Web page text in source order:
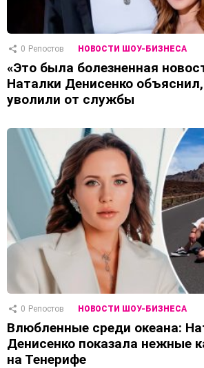
0 Репостов НОВОСТИ ШОУ-БИЗНЕСА
«Это была болезненная
Наталки Денисенко
уволили от службы
0 Репостов НОВОСТИ ШОУ-БИЗНЕСА
Влюбленные среди океана:
Денисенко показала нежные
на Тенерифе